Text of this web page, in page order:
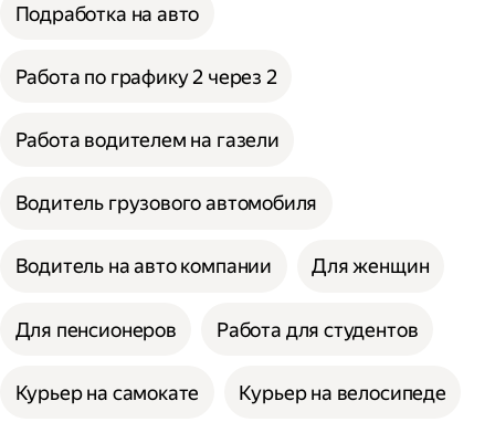
Подработка на авто
Работа по графику 2 через 2
Работа водителем на газели
Водитель грузового автомобиля
Водитель на авто компании Для женщин
Для пенсионеров Работа для студентов
Курьер на самокате Курьер на велосипеде